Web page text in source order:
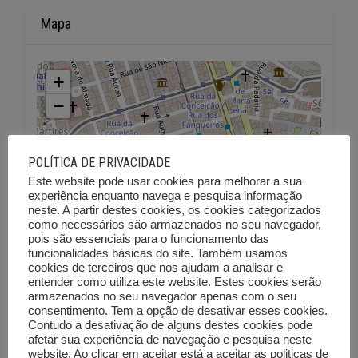
Mapa
+
−
POLÍTICA DE PRIVACIDADE
Este website pode usar cookies para melhorar a sua
experiência enquanto navega e pesquisa informação
neste. A partir destes cookies, os cookies categorizados
como necessários são armazenados no seu navegador,
pois são essenciais para o funcionamento das
funcionalidades básicas do site. Também usamos
cookies de terceiros que nos ajudam a analisar e
entender como utiliza este website. Estes cookies serão
armazenados no seu navegador apenas com o seu
consentimento. Tem a opção de desativar esses cookies.
Contudo a desativação de alguns destes cookies pode
afetar sua experiência de navegação e pesquisa neste
website. Ao clicar em aceitar está a aceitar as politicas de